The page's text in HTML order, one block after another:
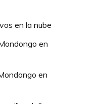
en la nube
en
en